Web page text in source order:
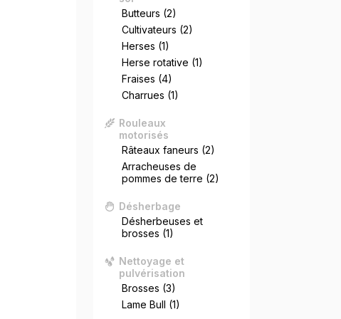
Butteurs (2)
Cultivateurs (2)
Herses (1)
Herse rotative (1)
Fraises (4)
Charrues (1)
Rouleaux
motorisés
Râteaux faneurs (2)
Arracheuses de
pommes de terre (2)
Désherbage
Désherbeuses et
brosses (1)
Nettoyage et
pulvérisation
Brosses (3)
Lame Bull (1)